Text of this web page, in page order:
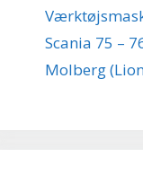
Scania 75 –
Molberg